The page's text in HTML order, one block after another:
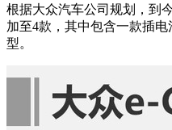
根据大众汽车公司规划，到
加至4款，其中包含一款插
型。